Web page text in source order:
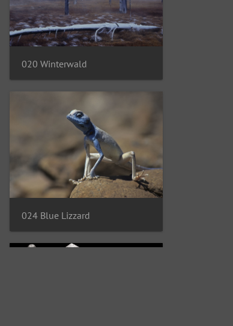
020 Winterwald
024 Blue Lizzard